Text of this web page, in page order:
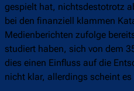
gespielt hat, nichtsdestotrotz
bei den finanziell klammen
Medienberichten zufolge
studiert haben, sich von dem
dies einen Einfluss auf die
nicht klar, allerdings scheint es